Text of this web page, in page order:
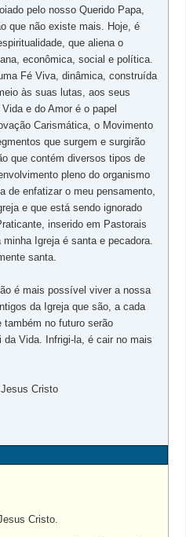
pelo nosso Querido Papa,
que não existe mais. Hoje, é
que aliena o
econômica, social e política.
Fé Viva, dinâmica, construída
às suas lutas, aos seus
e do Amor é o papel
Carismática, o Movimento
que surgem e surgirão
que contém diversos tipos de
pleno do organismo
de enfatizar o meu pensamento,
e que está sendo ignorado
inserido em Pastorais
Igreja é santa e pecadora.
santa.
é mais possível viver a nossa
da Igreja que são, a cada
no futuro serão
Vida. Infrigi-la, é cair no mais
Cristo
Cristo.